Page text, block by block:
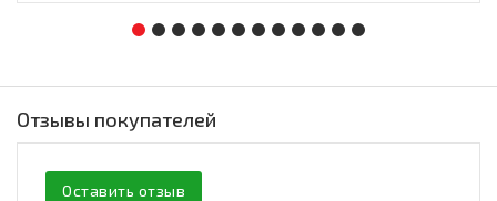
Отзывы покупателей
Оставить отзыв